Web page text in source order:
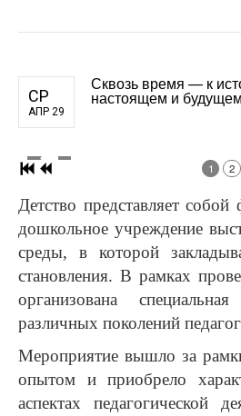
СР
АПР 29
Сквозь время — к
настоящем и
1 2
Детство представляет
дошкольное учреждение
среды, в которой
становления. В рамках
организована
различных поколений
Мероприятие вышло за
опытом и приобрело
аспектах педагогической